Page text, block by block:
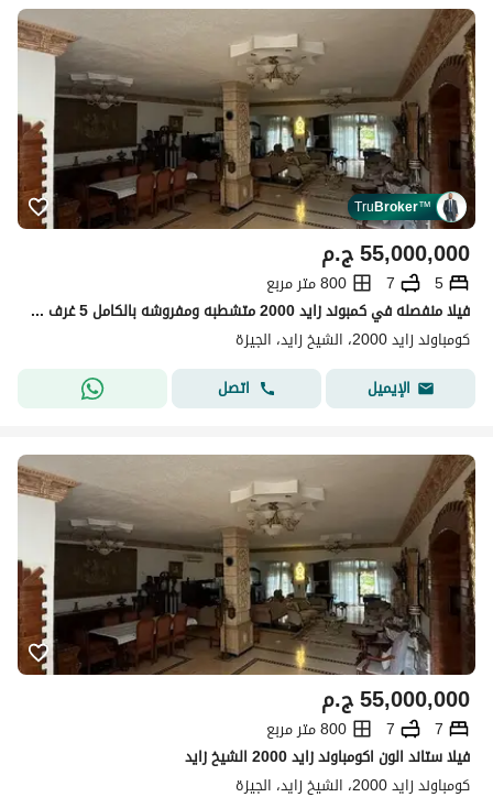
TruBroker™
ج.م55,000,000
5
7
800 متر مربع
فيلا منفصله في كمبوند زايد 2000 متشطبه ومفروشه بالكامل 5 غرف نوم ماستر مساحه 800م
كومباوند زايد 2000، الشيخ زايد، الجيزة
الإيميل
اتصل
ج.م55,000,000
7
7
800 متر مربع
فيلا ستاند الون اكومباوند زايد 2000 الشيخ زايد
كومباوند زايد 2000، الشيخ زايد، الجيزة